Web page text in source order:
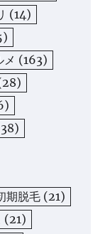
(14)
メ (163)
期脱毛 (21)
(21)